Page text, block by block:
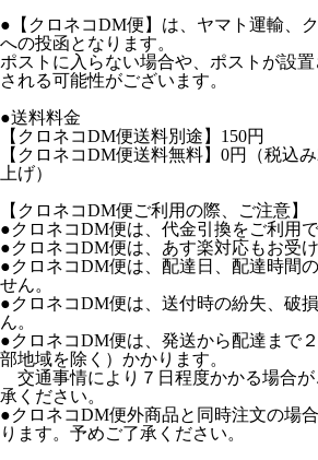
●【クロネコDM便】は、ヤマト運輸、
への投函となります。
ポストに入らない場合や、ポストが設
される可能性がございます。
●送料料金
【クロネコDM便送料別途】150円
【クロネコDM便送料無料】0円（税込
上げ）
【クロネコDM便ご利用の際、ご注意】
●クロネコDM便は、代金引換をご利用で
●クロネコDM便は、あす楽対応もお受け
●クロネコDM便は、配達日、配達時間
せん。
●クロネコDM便は、送付時の紛失、破
ん。
●クロネコDM便は、発送から配達まで
部地域を除く）かかります。
交通事情により７日程度かかる場合が
承ください。
●クロネコDM便外商品と同時注文の場
ります。予めご了承ください。